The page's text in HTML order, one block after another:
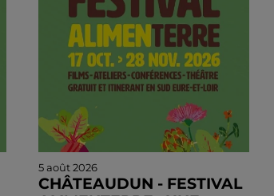
5 août 2026
CHÂTEAUDUN - FESTIVAL